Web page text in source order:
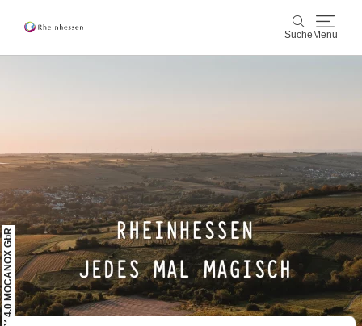
Suche Menu
Kultur & Städte
Veranstaltungen
Buchung & Service
ShopRheinhessen-Blog Karte
© CC BY 4.0 MOCANOX GbR